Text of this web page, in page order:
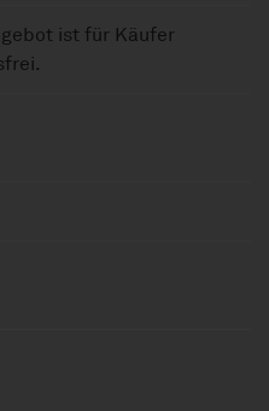
ist für Käufer